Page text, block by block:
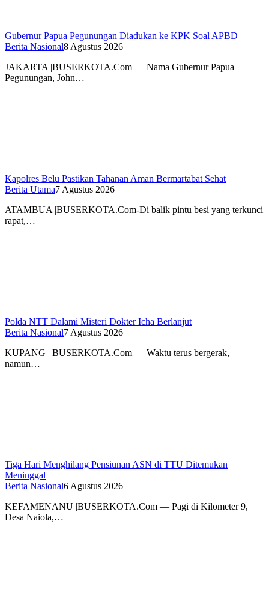
Gubernur Papua Pegunungan Diadukan ke KPK Soal APBD
Berita Nasional8 Agustus 2026
JAKARTA |BUSERKOTA.Com — Nama Gubernur Papua
Pegunungan, John…
Kapolres Belu Pastikan Tahanan Aman Bermartabat Sehat
Berita Utama7 Agustus 2026
ATAMBUA |BUSERKOTA.Com-Di balik pintu besi yang terkunci
rapat,…
Polda NTT Dalami Misteri Dokter Icha Berlanjut
Berita Nasional7 Agustus 2026
KUPANG | BUSERKOTA.Com — Waktu terus bergerak,
namun…
Tiga Hari Menghilang Pensiunan ASN di TTU Ditemukan
Meninggal
Berita Nasional6 Agustus 2026
KEFAMENANU |BUSERKOTA.Com — Pagi di Kilometer 9,
Desa Naiola,…